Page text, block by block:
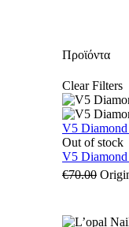
Προϊόντα
Clear Filters
V5
Out of stock
V5
€70.00